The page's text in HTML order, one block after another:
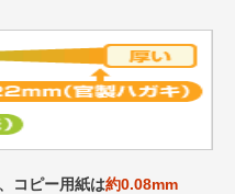
、コピー用紙は約0.08mm